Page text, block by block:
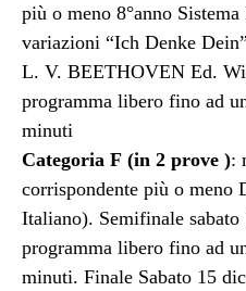
più o meno 8°anno
variazioni “Ich Denke
L. V. BEETHOVEN Ed.
programma libero fino ad
minuti
Categoria F (in 2 prove ):
corrispondente più o meno
Italiano). Semifinale
programma libero fino ad
minuti. Finale Sabato 15